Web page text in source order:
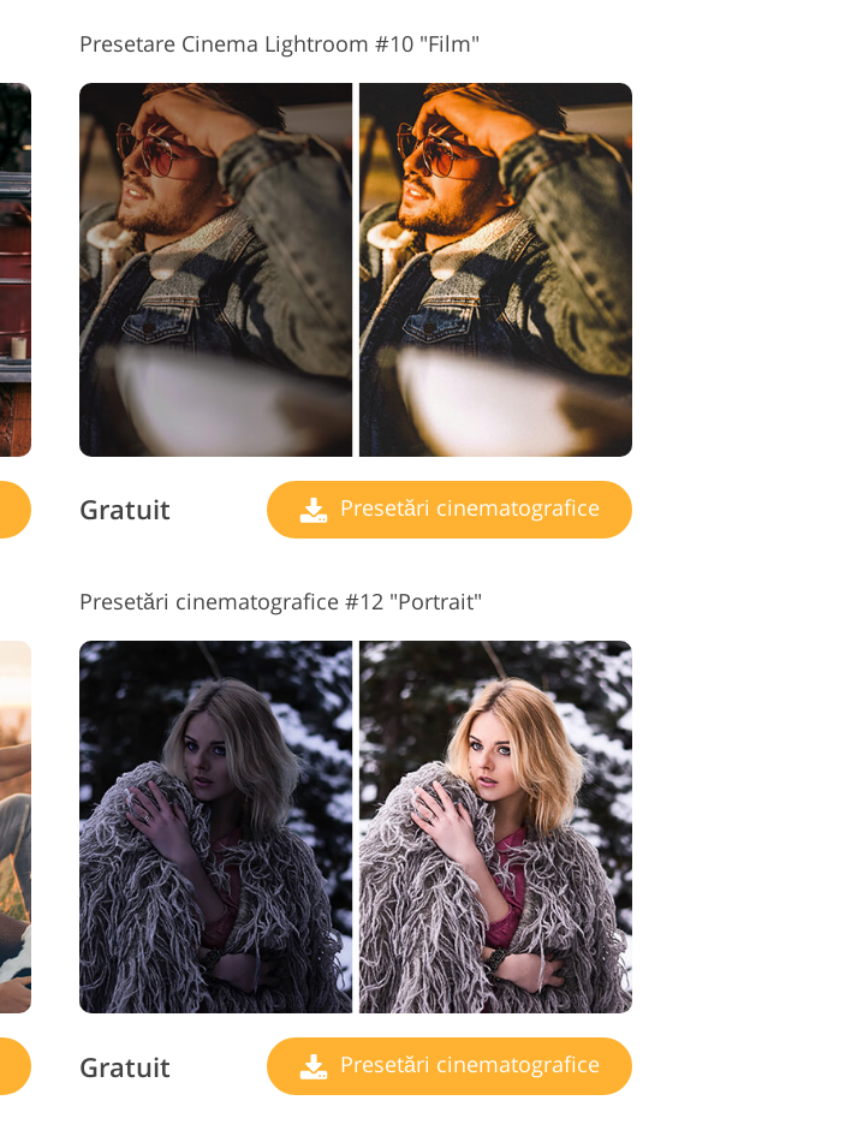
Presetare Cinema Lightroom #10 "Film"
Gratuit Presetări cinematografice
Presetări cinematografice #12 "Portrait"
Gratuit Presetări cinematografice